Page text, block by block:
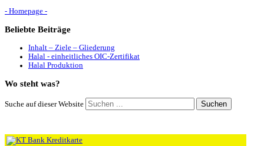
- Homepage -
Beliebte Beiträge
Inhalt – Ziele – Gliederung
Halal - einheitliches OIC-Zertifikat
Halal Produktion
Wo steht was?
Suche auf dieser Website Suchen